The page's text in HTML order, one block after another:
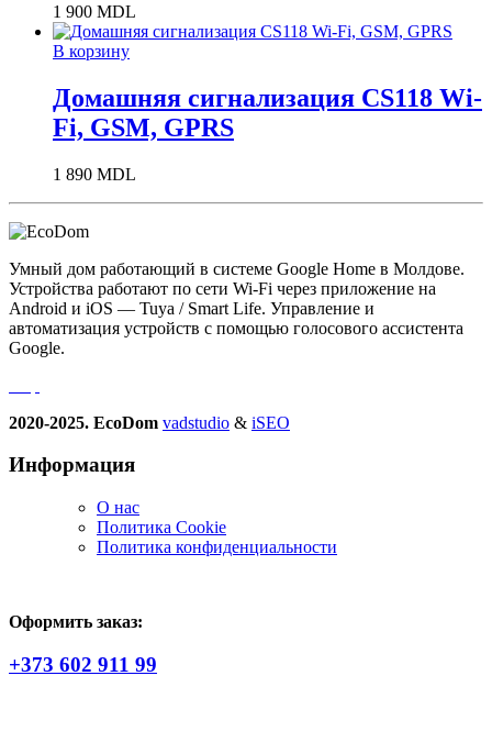
1 900 MDL
В корзину
Домашняя сигнализация CS118 Wi-
Fi, GSM, GPRS
1 890 MDL
Умный дом работающий в системе Google Home в Молдове.
Устройства работают по сети Wi-Fi через приложение на
Android и iOS — Tuya / Smart Life. Управление и
автоматизация устройств с помощью голосового ассистента
Google.
2020-2025. EcoDom vadstudio & iSEO
Информация
О нас
Политика Сookie
Политика конфиденциальности
Оформить заказ:
+373 602 911 99